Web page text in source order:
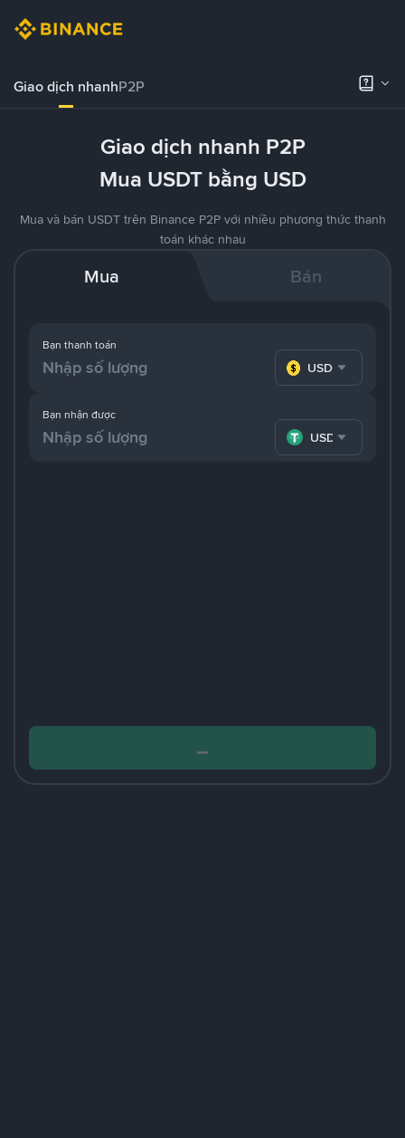
Giao dịch nhanhP2P
Giao dịch nhanh P2P
Mua USDT bằng USD
Mua và bán USDT trên Binance P2P với nhiều phương thức thanh
toán khác nhau
Mua Bán
Bạn thanh toán
USD
Bạn nhận được
USDT